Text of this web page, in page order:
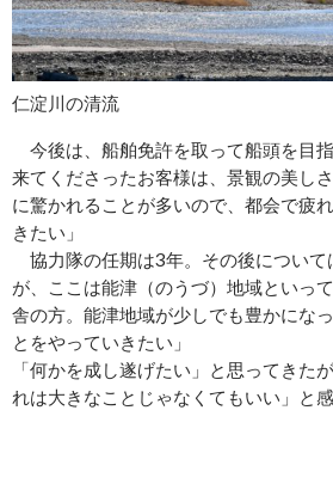
仁淀川の清流
今後は、船舶免許を取って船頭を目
来てくださったお客様は、景観の美し
に驚かれることが多いので、都会で疲
きたい」
協力隊の任期は3年。その後について
が、ここは能津（のうづ）地域といっ
舎の方。能津地域が少しでも豊かにな
とをやっていきたい」
「何かを成し遂げたい」と思ってきた
れは大きなことじゃなくてもいい」と感